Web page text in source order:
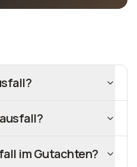
im Gutachten?